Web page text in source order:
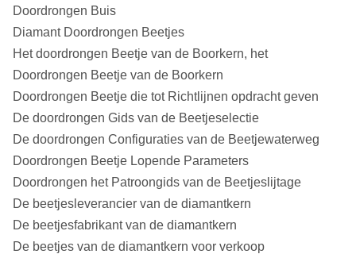
Doordrongen Buis
Diamant Doordrongen Beetjes
Het doordrongen Beetje van de Boorkern, het
Doordrongen Beetje van de Boorkern
Doordrongen Beetje die tot Richtlijnen opdracht geven
De doordrongen Gids van de Beetjeselectie
De doordrongen Configuraties van de Beetjewaterweg
Doordrongen Beetje Lopende Parameters
Doordrongen het Patroongids van de Beetjeslijtage
De beetjesleverancier van de diamantkern
De beetjesfabrikant van de diamantkern
De beetjes van de diamantkern voor verkoop